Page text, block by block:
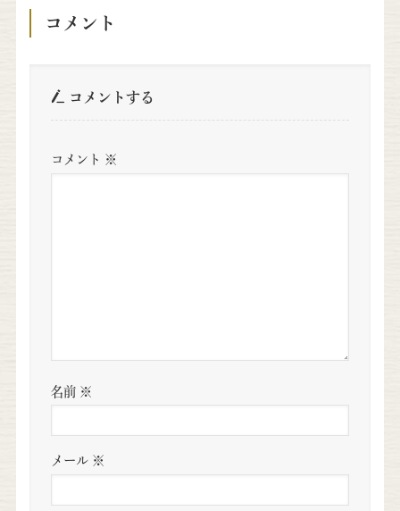
コメント
コメントする
コメント ※
名前 ※
メール ※